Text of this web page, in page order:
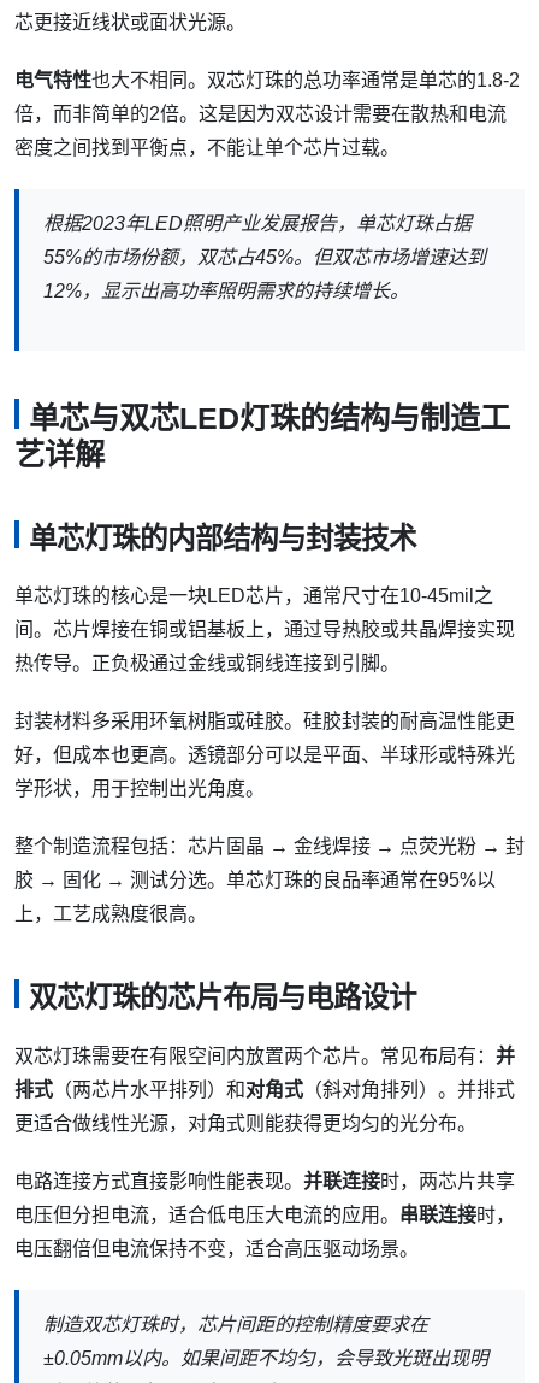
芯更接近线状或面状光源。
电气特性也大不相同。双芯灯珠的总功率通常是单芯的1.8-2
倍，而非简单的2倍。这是因为双芯设计需要在散热和电流
密度之间找到平衡点，不能让单个芯片过载。
根据2023年LED照明产业发展报告，单芯灯珠占据
55%的市场份额，双芯占45%。但双芯市场增速达到
12%，显示出高功率照明需求的持续增长。
单芯与双芯LED灯珠的结构与制造工
艺详解
单芯灯珠的内部结构与封装技术
单芯灯珠的核心是一块LED芯片，通常尺寸在10-45mil之
间。芯片焊接在铜或铝基板上，通过导热胶或共晶焊接实现
热传导。正负极通过金线或铜线连接到引脚。
封装材料多采用环氧树脂或硅胶。硅胶封装的耐高温性能更
好，但成本也更高。透镜部分可以是平面、半球形或特殊光
学形状，用于控制出光角度。
整个制造流程包括：芯片固晶 → 金线焊接 → 点荧光粉 → 封
胶 → 固化 → 测试分选。单芯灯珠的良品率通常在95%以
上，工艺成熟度很高。
双芯灯珠的芯片布局与电路设计
双芯灯珠需要在有限空间内放置两个芯片。常见布局有： 并
排式 （两芯片水平排列）和对角式 （斜对角排列）。并排式
更适合做线性光源，对角式则能获得更均匀的光分布。
电路连接方式直接影响性能表现。 并联连接时，两芯片共享
电压但分担电流，适合低电压大电流的应用。 串联连接时，
电压翻倍但电流保持不变，适合高压驱动场景。
制造双芯灯珠时，芯片间距的控制精度要求在
±0.05mm以内。如果间距不均匀，会导致光斑出现明